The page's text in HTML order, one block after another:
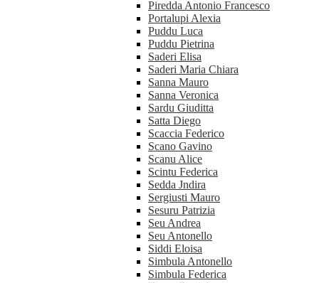
Piredda Antonio Francesco
Portalupi Alexia
Puddu Luca
Puddu Pietrina
Saderi Elisa
Saderi Maria Chiara
Sanna Mauro
Sanna Veronica
Sardu Giuditta
Satta Diego
Scaccia Federico
Scano Gavino
Scanu Alice
Scintu Federica
Sedda Jndira
Sergiusti Mauro
Sesuru Patrizia
Seu Andrea
Seu Antonello
Siddi Eloisa
Simbula Antonello
Simbula Federica